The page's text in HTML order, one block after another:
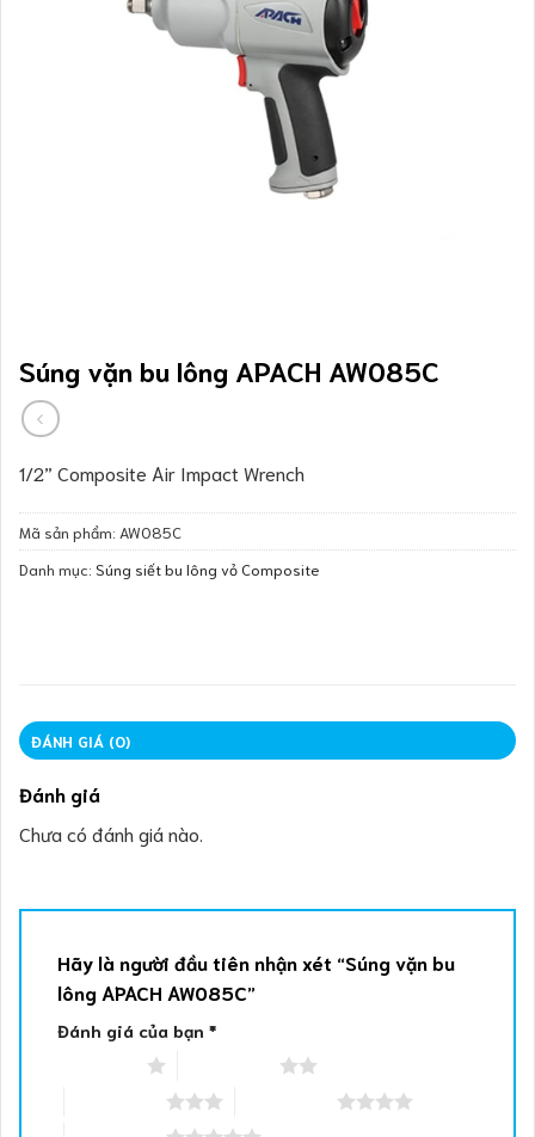
Súng vặn bu lông APACH AW085C
1/2” Composite Air Impact Wrench
Mã sản phẩm: AW085C
Danh mục: Súng siết bu lông vỏ Composite
ĐÁNH GIÁ (0)
Đánh giá
Chưa có đánh giá nào.
Hãy là người đầu tiên nhận xét “Súng vặn bu
lông APACH AW085C”
Đánh giá của bạn *